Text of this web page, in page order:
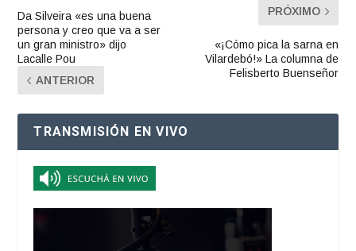
Da Silveira «es una buena
persona y creo que va a ser
un gran ministro» dijo
Lacalle Pou
ANTERIOR
PRÓXIMO
«¡Cómo pica la sarna en
Vilardebó!» La columna de
Felisberto Buenseñor
TRANSMISIÓN EN VIVO